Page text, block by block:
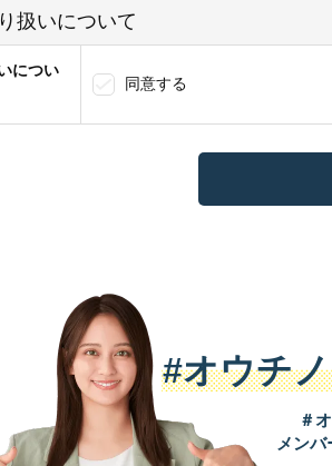
扱いについて
につい
同意する
#オウチ
＃
メンバ